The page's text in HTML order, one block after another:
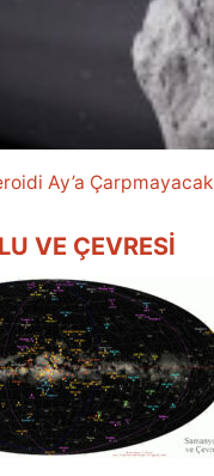
Ay’a Çarpmayacak
VE ÇEVRESI